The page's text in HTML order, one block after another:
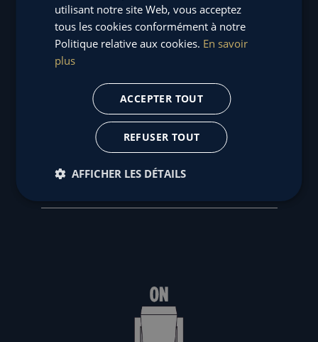
23/05
2025
Agence.
LE DÉVELOPPEMENT PERSONNEL AU
SERVICE DE L’ENTREPRISE : UNE
CULTURE VIVANTE CHEZ MY CLIENT IS
Afficher plus d’articles
utilisant notre site Web, vous acceptez
tous les cookies conformément à notre
Politique relative aux cookies. En savoir
plus
ACCEPTER TOUT
REFUSER TOUT
AFFICHER LES DÉTAILS